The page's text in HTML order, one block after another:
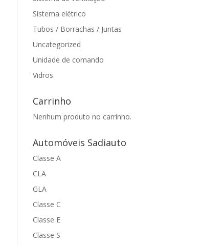
Sistema elétrico
Tubos / Borrachas / Juntas
Uncategorized
Unidade de comando
Vidros
Carrinho
Nenhum produto no carrinho.
Automóveis Sadiauto
Classe A
CLA
GLA
Classe C
Classe E
Classe S